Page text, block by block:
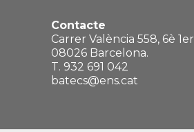
Contacte
Carrer València 558, 6è 1er
08026 Barcelona.
T. 932 691 042
batecs@ens.cat